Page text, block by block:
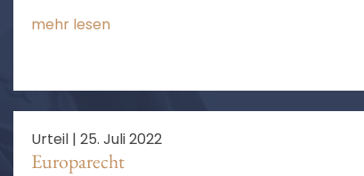
Gerichtsstand, keine Bindungswirkung, von
mehr lesen
Urteil | 25. Juli 2022
Europarecht